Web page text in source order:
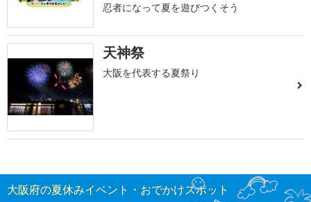
忍者になって夏を遊びつくそう
天神祭
大阪を代表する夏祭り
大阪府の夏休みイベント・おでかけスポット